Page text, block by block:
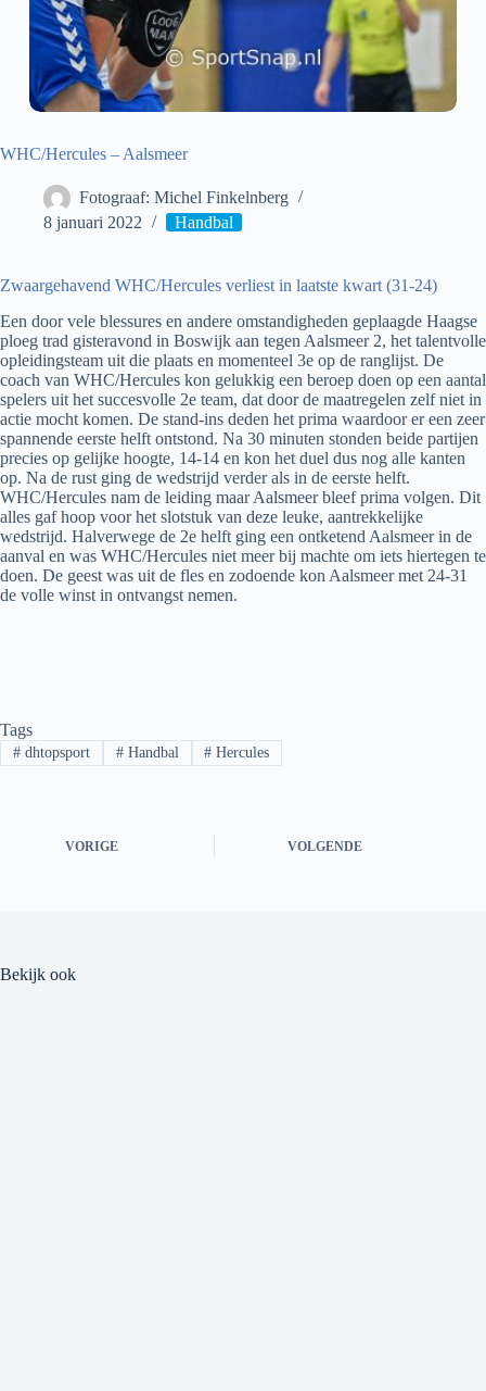
WHC/Hercules – Aalsmeer
Fotograaf: Michel Finkelnberg
8 januari 2022
Handbal
Zwaargehavend WHC/Hercules verliest in laatste kwart (31-24)
Een door vele blessures en andere omstandigheden geplaagde Haagse
ploeg trad gisteravond in Boswijk aan tegen Aalsmeer 2, het talentvolle
opleidingsteam uit die plaats en momenteel 3e op de ranglijst. De
coach van WHC/Hercules kon gelukkig een beroep doen op een aantal
spelers uit het succesvolle 2e team, dat door de maatregelen zelf niet in
actie mocht komen. De stand-ins deden het prima waardoor er een zeer
spannende eerste helft ontstond. Na 30 minuten stonden beide partijen
precies op gelijke hoogte, 14-14 en kon het duel dus nog alle kanten
op. Na de rust ging de wedstrijd verder als in de eerste helft.
WHC/Hercules nam de leiding maar Aalsmeer bleef prima volgen. Dit
alles gaf hoop voor het slotstuk van deze leuke, aantrekkelijke
wedstrijd. Halverwege de 2e helft ging een ontketend Aalsmeer in de
aanval en was WHC/Hercules niet meer bij machte om iets hiertegen te
doen. De geest was uit de fles en zodoende kon Aalsmeer met 24-31
de volle winst in ontvangst nemen.
Tags
#dhtopsport #Handbal # Hercules
VORIGE VOLGENDE
Bekijk ook